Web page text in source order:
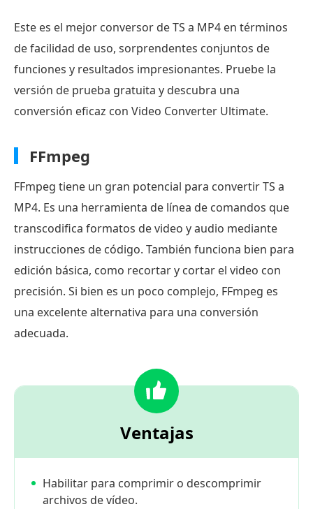
Este es el mejor conversor de TS a MP4 en términos
de facilidad de uso, sorprendentes conjuntos de
funciones y resultados impresionantes. Pruebe la
versión de prueba gratuita y descubra una
conversión eficaz con Video Converter Ultimate.
FFmpeg
FFmpeg tiene un gran potencial para convertir TS a
MP4. Es una herramienta de línea de comandos que
transcodifica formatos de video y audio mediante
instrucciones de código. También funciona bien para
edición básica, como recortar y cortar el video con
precisión. Si bien es un poco complejo, FFmpeg es
una excelente alternativa para una conversión
adecuada.
Ventajas
Habilitar para comprimir o descomprimir
archivos de vídeo.